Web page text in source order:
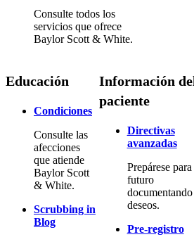
Consulte todos los
servicios que ofrece
Baylor Scott & White.
Educación
Condiciones
Consulte las
afecciones
que atiende
Baylor Scott
& White.
Scrubbing in
Blog
Información
paciente
Directivas
avanzadas
Prepárese para
futuro
documentando
deseos.
Pre-registro